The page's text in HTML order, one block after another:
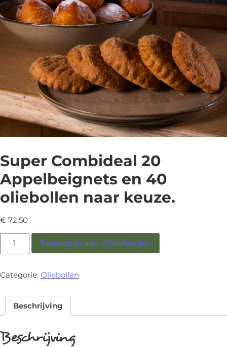
Super Combideal 20
Appelbeignets en 40
oliebollen naar keuze.
€ 72,50
Toevoegen aan winkelwagen
Categorie: Oliebollen
Beschrijving
Beschrijving